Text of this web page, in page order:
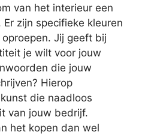
van het interieur een
zijn specifieke kleuren
Jij geeft bij
je wilt voor jouw
die jouw
Hierop
die naadloos
van jouw bedrijf.
het kopen dan wel